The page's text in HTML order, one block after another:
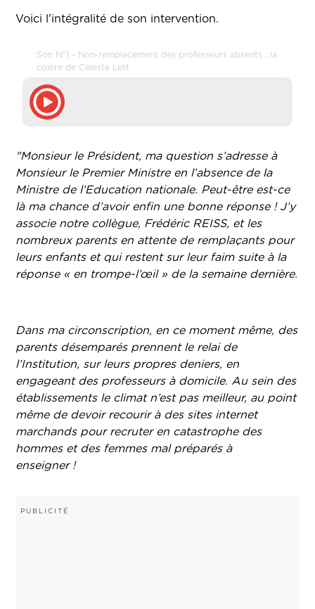
Voici l'intégralité de son intervention.
Son N°1 - Non-remplacement des professeurs absents : la
colère de Céleste Lett
"Monsieur le Président, ma question s’adresse à
Monsieur le Premier Ministre en l’absence de la
Ministre de l’Education nationale. Peut-être est-ce
là ma chance d’avoir enfin une bonne réponse ! J’y
associe notre collègue, Frédéric REISS, et les
nombreux parents en attente de remplaçants pour
leurs enfants et qui restent sur leur faim suite à la
réponse « en trompe-l’œil » de la semaine dernière.
Dans ma circonscription, en ce moment même, des
parents désemparés prennent le relai de
l’Institution, sur leurs propres deniers, en
engageant des professeurs à domicile. Au sein des
établissements le climat n’est pas meilleur, au point
même de devoir recourir à des sites internet
marchands pour recruter en catastrophe des
hommes et des femmes mal préparés à
enseigner !